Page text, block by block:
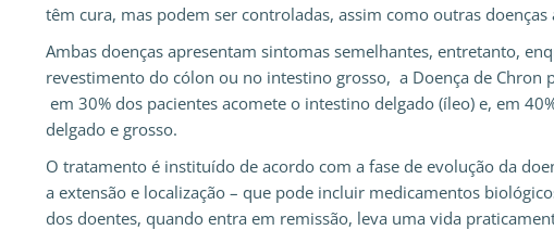
têm cura, mas podem ser controladas, assim como outras doenças
Ambas doenças apresentam sintomas semelhantes, entretanto,
revestimento do cólon ou no intestino grosso, a Doença de Chron
em 30% dos pacientes acomete o intestino delgado (íleo) e, em
delgado e grosso.
O tratamento é instituído de acordo com a fase de evolução da
a extensão e localização – que pode incluir medicamentos
dos doentes, quando entra em remissão, leva uma vida